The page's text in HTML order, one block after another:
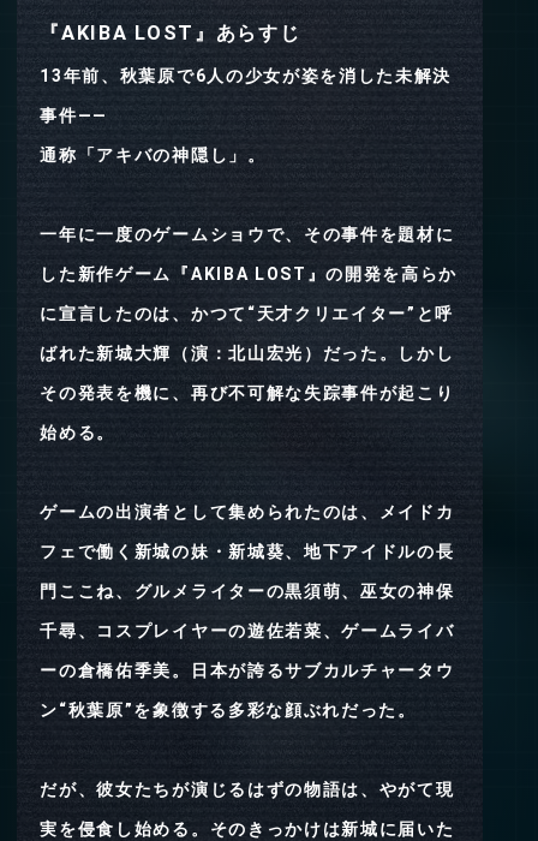
『AKIBA LOST』あらすじ
13年前、秋葉原で6人の少女が姿を消した未解決
事件――
通称「アキバの神隠し」。
一年に一度のゲームショウで、その事件を題材に
した新作ゲーム『AKIBA LOST』の開発を高らか
に宣言したのは、かつて“天才クリエイター”と呼
ばれた新城大輝（演：北山宏光）だった。しかし
その発表を機に、再び不可解な失踪事件が起こり
始める。
ゲームの出演者として集められたのは、メイドカ
フェで働く新城の妹・新城葵、地下アイドルの長
門ここね、グルメライターの黒須萌、巫女の神保
千尋、コスプレイヤーの遊佐若菜、ゲームライバ
ーの倉橋佑季美。日本が誇るサブカルチャータウ
ン“秋葉原”を象徴する多彩な顔ぶれだった。
だが、彼女たちが演じるはずの物語は、やがて現
実を侵食し始める。そのきっかけは新城に届いた